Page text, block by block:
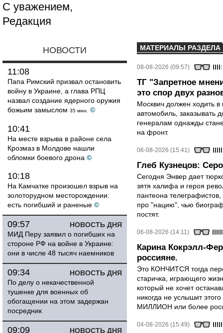
С уважением,
Редакция
НОВОСТИ
11:08
Папа Римский призвал остановить
войну в Украине, а глава РПЦ
назвал создание ядерного оружия
божьим замыслом 35 мин. ©
10:41
На месте взрыва в районе села
Крозмаз в Молдове нашли
обломки боевого дрона ©
10:18
На Камчатке произошел взрыв на
золоторудном месторождении:
есть погибший и раненые ©
НОВОСТЬ ДНЯ
09:57
МИД Перу заявил о погибших на
стороне РФ на войне в Украине:
они в числе 48 тысяч наемников
НОВОСТЬ ДНЯ
09:34
По делу о некачественной
тушенке для военных об
обогащении на этом задержан
посредник
НОВОСТЬ ДНЯ
09:09
МАТЕРИАЛЫ РАЗДЕЛА
08-08-2026 (09:57)
ТГ "Запретное
это спор двух
Москвич должен ходить в
автомобиль, заказывать
генералам однажды
на фронт.
06-08-2026 (15:41)
Глеб Кузнецов:
Сегодня Энвер дает
зятя халифа и героя
пантеона
про "нацию", чью
постят.
06-08-2026 (14:11)
Карина Кокрэлл-
россияне.
Это КОНЧИТСЯ тогда
старичка, играющего
который не хочет
никогда не услышит
МИЛЛИОН или более
04-08-2026 (15:49)